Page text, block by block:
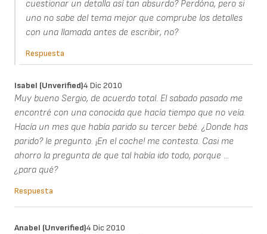
cuestionar un detalla así tan absurdo? Perdóna, pero si
uno no sabe del tema mejor que comprube los detalles
con una llamada antes de escribir, no?
Respuesta
Isabel (unverified)4 Dic 2010
Muy bueno Sergio, de acuerdo total. El sabado pasado me
encontré con una conocida que hacía tiempo que no veía.
Hacía un mes que había parido su tercer bebé. ¿Donde has
parido? le pregunto. ¡En el coche! me contesta. Casi me
ahorro la pregunta de que tal había ido todo, porque ...
¿para qué?
Respuesta
Anabel (unverified)4 Dic 2010